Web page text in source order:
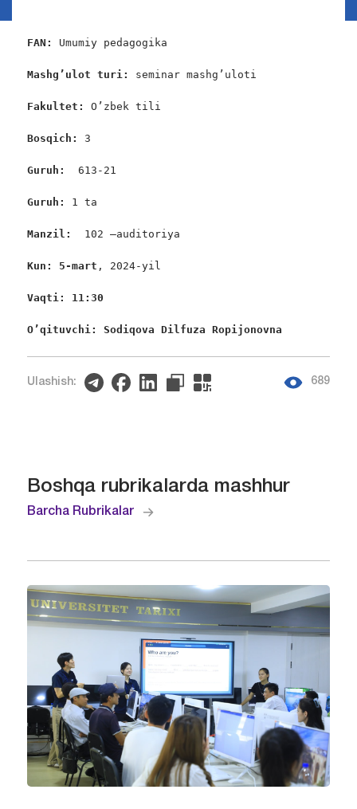
FAN: Umumiy pedagogika
Mashg’ulot turi: seminar mashg’uloti
Fakultet: O’zbek tili
Bosqich: 3
Guruh: 613-21
Guruh: 1 ta
Manzil: 102 –auditoriya
Kun: 5-mart , 2024-yil
Vaqti: 11:30
O’qituvchi: Sodiqova Dilfuza Ropijonovna
Ulashish: 689
Boshqa rubrikalarda mashhur
Barcha Rubrikalar